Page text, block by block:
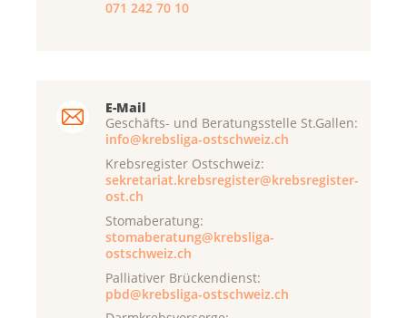
071 242 70 10
E-Mail
Geschäfts- und Beratungsstelle St.Gallen:
info@krebsliga-ostschweiz.ch
Krebsregister Ostschweiz:
sekretariat.krebsregister@krebsregister-
ost.ch
Stomaberatung:
stomaberatung@krebsliga-
ostschweiz.ch
Palliativer Brückendienst:
pbd@krebsliga-ostschweiz.ch